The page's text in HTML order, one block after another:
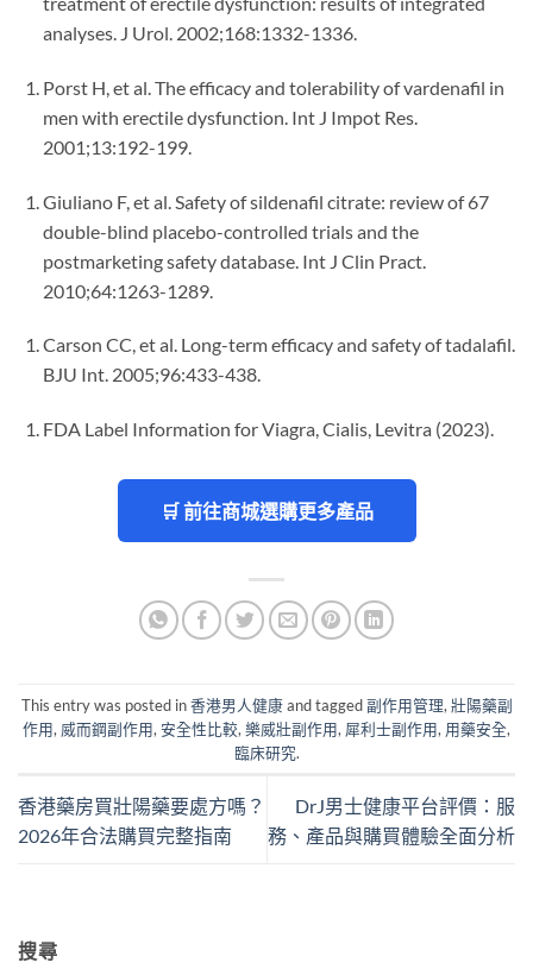
analyses. J Urol. 2002;168:1332-1336.
Porst H, et al. The efficacy and tolerability of vardenafil in
men with erectile dysfunction. Int J Impot Res.
2001;13:192-199.
Giuliano F, et al. Safety of sildenafil citrate: review of 67
double-blind placebo-controlled trials and the
postmarketing safety database. Int J Clin Pract.
2010;64:1263-1289.
Carson CC, et al. Long-term efficacy and safety of tadalafil.
BJU Int. 2005;96:433-438.
FDA Label Information for Viagra, Cialis, Levitra (2023).
🛒 前往商城選購更多產品
This entry was posted in香港男人健康and tagged副作用管理, 壯陽藥副
作用, 威而鋼副作用, 安全性比較, 樂威壯副作用, 犀利士副作用, 用藥安全,
臨床研究.
香港藥房買壯陽藥要處方嗎？
2026年合法購買完整指南
DrJ男士健康平台評價：服
務、產品與購買體驗全面分析
搜尋